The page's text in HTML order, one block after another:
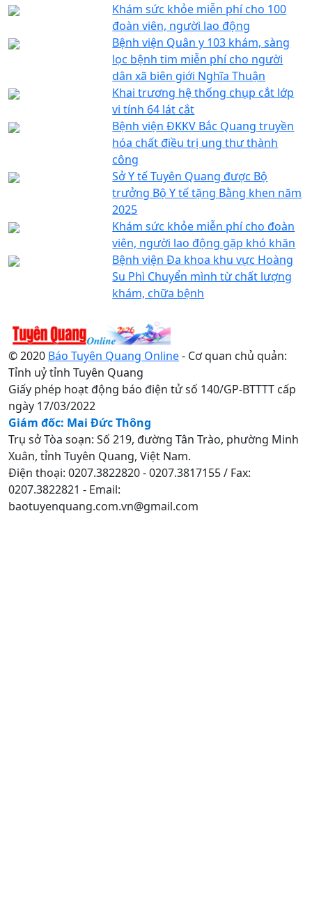
Khám sức khỏe miễn phí cho 100
đoàn viên, người lao động
Bệnh viện Quân y 103 khám, sàng
lọc bệnh tim miễn phí cho người
dân xã biên giới Nghĩa Thuận
Khai trương hệ thống chụp cắt lớp
vi tính 64 lát cắt
Bệnh viện ĐKKV Bắc Quang truyền
hóa chất điều trị ung thư thành
công
Sở Y tế Tuyên Quang được Bộ
trưởng Bộ Y tế tặng Bằng khen năm
2025
Khám sức khỏe miễn phí cho đoàn
viên, người lao động gặp khó khăn
Bệnh viện Đa khoa khu vực Hoàng
Su Phì Chuyển mình từ chất lượng
khám, chữa bệnh
© 2020 Báo Tuyên Quang Online- Cơ quan chủ quản:
Tỉnh uỷ tỉnh Tuyên Quang
Giấy phép hoạt động báo điện tử số 140/GP-BTTTT cấp
ngày 17/03/2022
Giám đốc: Mai Đức Thông
Trụ sở Tòa soạn: Số 219, đường Tân Trào, phường Minh
Xuân, tỉnh Tuyên Quang, Việt Nam.
Điện thoại: 0207.3822820 - 0207.3817155 / Fax:
0207.3822821 - Email:
baotuyenquang.com.vn@gmail.com